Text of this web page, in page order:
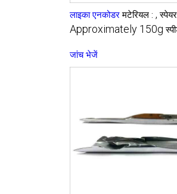
लाइका एनकोडर मटेरियल : ,
Approximately 150g
जांच भेजें